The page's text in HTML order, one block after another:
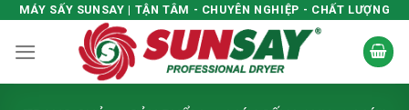
Skip
content
MÁY SẤY SUNSAY | TẬN TÂM - CHUYÊN NGHIỆP - CHẤT LƯỢNG